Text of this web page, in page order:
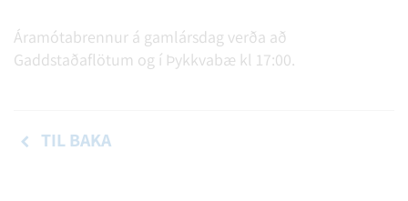
Áramótabrennur á gamlársdag verða að
Gaddstaðaflötum og í Þykkvabæ kl 17:00.
TIL BAKA